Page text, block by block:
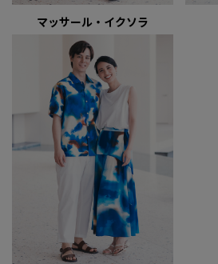
マッサール・イクソラ